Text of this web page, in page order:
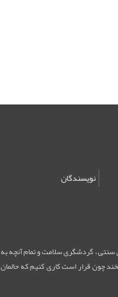
نویسندگان
سنتی ، گردشگری سلامت و تمام آنچه به
چون قرار است کاری کنیم که حالمان